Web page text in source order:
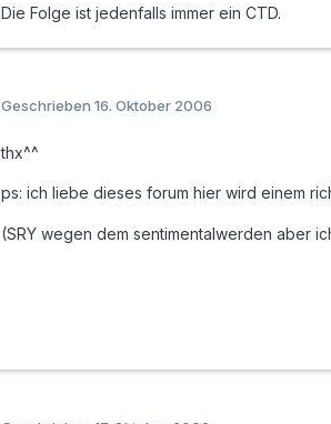
Die Folge ist jedenfalls immer ein CTD.
Geschrieben 16. Oktober 2006
thx^^
ps: ich liebe dieses forum hier wird einem
(SRY wegen dem sentimentalwerden aber